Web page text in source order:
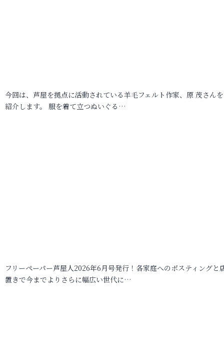
今回は、芦屋を拠点に活動されている羊毛フェルト作家、原 茂さん
紹介します。 服を着て立つぬいぐる…
フリーペーパー芦屋人2026年6月号発行！各家庭へのポスティングと
置きで今までよりさらに幅広い世代に…